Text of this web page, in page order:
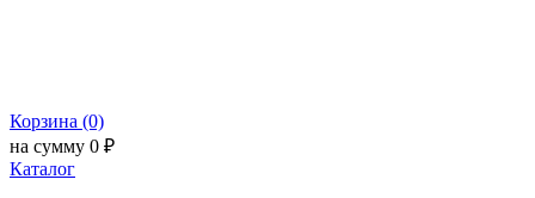
Корзина (0)
на сумму 0 ₽
Каталог